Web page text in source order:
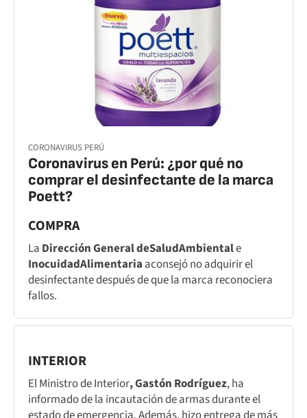
CORONAVIRUS PERÚ
Coronavirus en Perú: ¿por qué no
comprar el desinfectante de la marca
Poett?
COMPRA
La Dirección General deSaludAmbientale
InocuidadAlimentaria aconsejó no adquirir el
desinfectante después de que la marca reconociera
fallos.
INTERIOR
El Ministro de Interior, Gastón Rodríguez, ha
informado de la incautación de armas durante el